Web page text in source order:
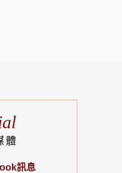
體
訊息